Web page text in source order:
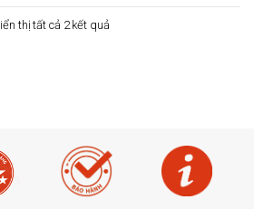
thị tất cả 2 kết quả